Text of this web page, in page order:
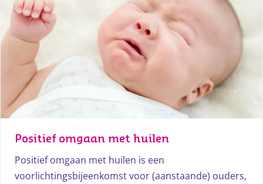
Positief omgaan met huilen
Positief omgaan met huilen is een
voorlichtingsbijeenkomst voor (aanstaande) ouders,